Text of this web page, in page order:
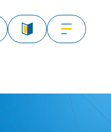
お問い合わせログイン